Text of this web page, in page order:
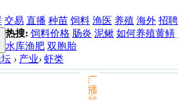
交易 直播 种苗 饲料 渔医 养殖 海外 招聘
热搜: 饲料价格 肠炎 泥鳅 如何养殖黄鳝
水库渔肥 双胞胎
› 产业› 虾类